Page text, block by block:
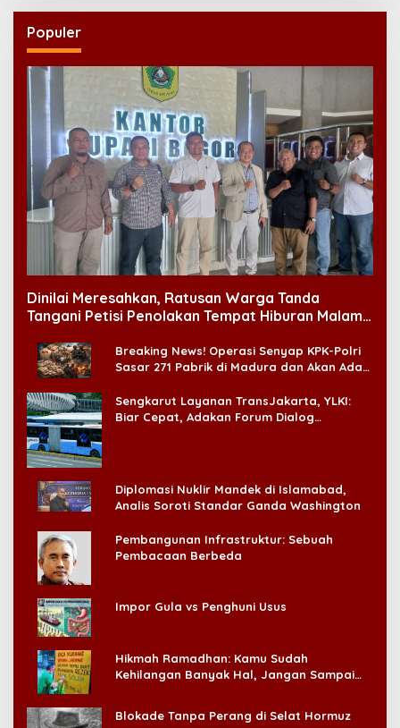
Populer
Dinilai Meresahkan, Ratusan Warga Tanda
Tangani Petisi Penolakan Tempat Hiburan Malam
Breaking News! Operasi Senyap KPK-Polri
Sasar 271 Pabrik di Madura dan Akan Ada
Sengkarut Layanan TransJakarta, YLKI:
Biar Cepat, Adakan Forum Dialog
Diplomasi Nuklir Mandek di Islamabad,
Analis Soroti Standar Ganda Washington
Pembangunan Infrastruktur: Sebuah
Pembacaan Berbeda
Impor Gula vs Penghuni Usus
Hikmah Ramadhan: Kamu Sudah
Kehilangan Banyak Hal, Jangan Sampai
Blokade Tanpa Perang di Selat Hormuz